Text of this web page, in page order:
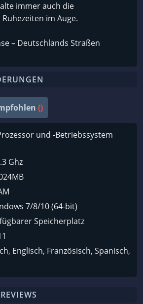
immer auch die
im Auge.
– Deutschlands Straßen
()
und -Betriebssystem
Ghz
7/8/10 (64-bit)
Speicherplatz
Englisch, Französisch, Spanisch,